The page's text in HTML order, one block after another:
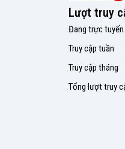
Lượt truy
Đang trực tuyến
Truy cập tuần
Truy cập tháng
Tổng lượt truy